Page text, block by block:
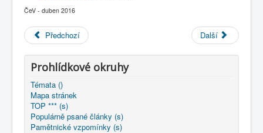
ČeV - duben 2016
Předchozí Další
Prohlídkové okruhy
Témata ()
Mapa stránek
TOP *** (s)
Populárně psané články (s)
Pamětnické vzpomínky (s)